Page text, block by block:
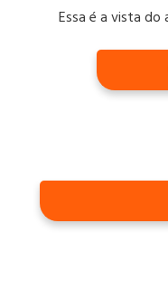
Essa é a vista